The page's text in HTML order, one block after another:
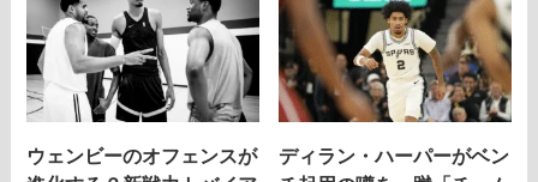
ウェンビーのオフェンスが
ディラン・ハーパーがベン